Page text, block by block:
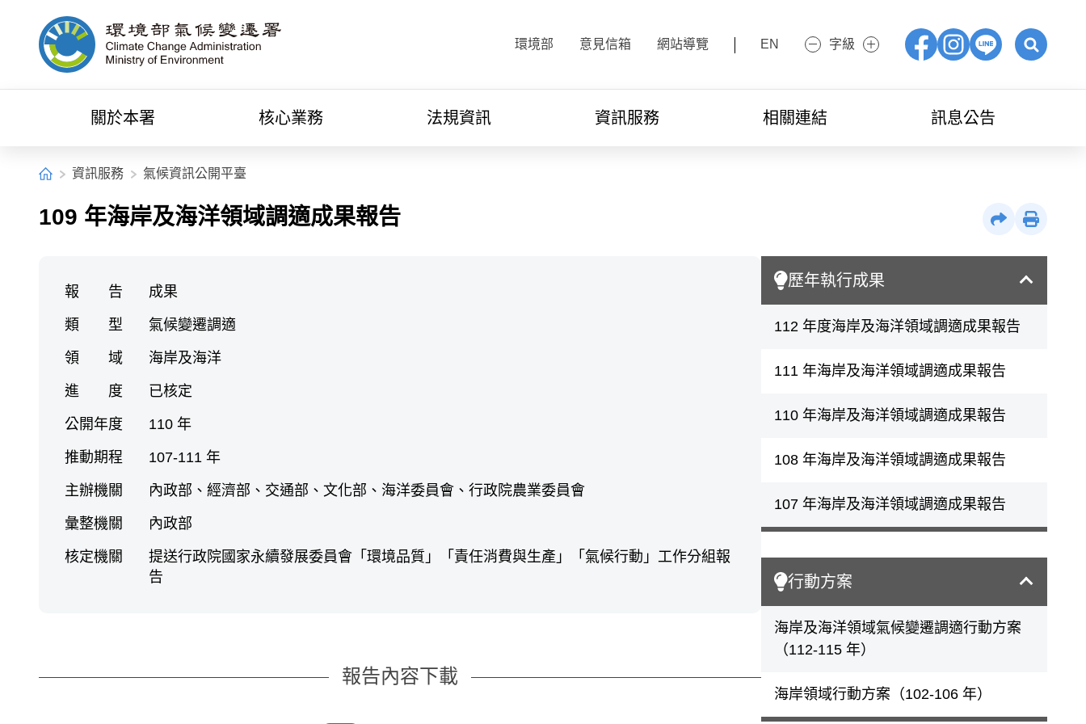
環境部 意見信箱 網站導覽 EN 字級
小字級
大字級
關於本署 核心業務 法規資訊 資訊服務 相關連結 訊息公告
首頁資訊服務 氣候資訊公開平臺
109 年海岸及海洋領域調適成果報告
報 告 成果
類 型 氣候變遷調適
領 域 海岸及海洋
進 度 已核定
公開年度 110 年
推動期程 107-111 年
主辦機關 內政部、經濟部、交通部、文化部、海洋委員會、行政院農業委員會
彙整機關 內政部
核定機關
提送行政院國家永續發展委員會「環境品質」「責任消費與生產」「氣候行動」工作分組報
告
報告內容下載
歷年執行成果
112 年度海岸及海洋領域調適成果報告
111 年海岸及海洋領域調適成果報告
110 年海岸及海洋領域調適成果報告
108 年海岸及海洋領域調適成果報告
107 年海岸及海洋領域調適成果報告
行動方案
海岸及海洋領域氣候變遷調適行動方案
（112-115 年）
海岸領域行動方案（102-106 年）